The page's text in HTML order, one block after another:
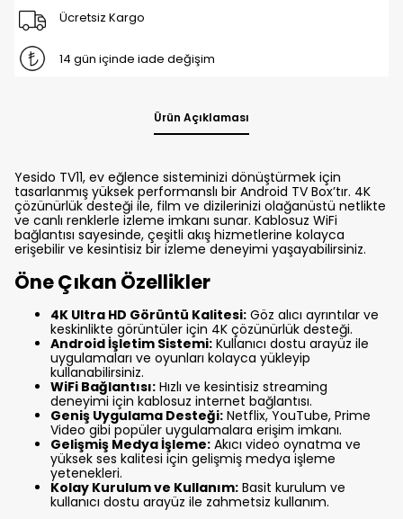
Ücretsiz Kargo
14 gün içinde iade değişim
Ürün Açıklaması
Yesido TV11, ev eğlence sisteminizi dönüştürmek için
tasarlanmış yüksek performanslı bir Android TV Box’tır. 4K
çözünürlük desteği ile, film ve dizilerinizi olağanüstü netlikte
ve canlı renklerle izleme imkanı sunar. Kablosuz WiFi
bağlantısı sayesinde, çeşitli akış hizmetlerine kolayca
erişebilir ve kesintisiz bir izleme deneyimi yaşayabilirsiniz.
Öne Çıkan Özellikler
4K Ultra HD Görüntü Kalitesi: Göz alıcı ayrıntılar ve
keskinlikte görüntüler için 4K çözünürlük desteği.
Android İşletim Sistemi: Kullanıcı dostu arayüz ile
uygulamaları ve oyunları kolayca yükleyip
kullanabilirsiniz.
WiFi Bağlantısı: Hızlı ve kesintisiz streaming
deneyimi için kablosuz internet bağlantısı.
Geniş Uygulama Desteği: Netflix, YouTube, Prime
Video gibi popüler uygulamalara erişim imkanı.
Gelişmiş Medya İşleme: Akıcı video oynatma ve
yüksek ses kalitesi için gelişmiş medya işleme
yetenekleri.
Kolay Kurulum ve Kullanım: Basit kurulum ve
kullanıcı dostu arayüz ile zahmetsiz kullanım.